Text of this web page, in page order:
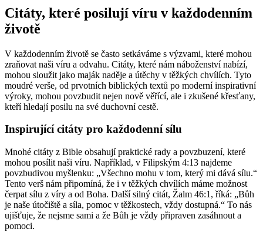
Citáty, které posilují víru v každodenním
životě
V každodenním životě se často setkáváme s výzvami, které mohou
zraňovat naši víru a odvahu. Citáty, které nám náboženství nabízí,
mohou sloužit jako maják naděje a útěchy v těžkých chvílích. Tyto
moudré verše, od prvotních biblických textů po moderní inspirativní
výroky, mohou povzbudit nejen nově věřící, ale i zkušené křesťany,
kteří hledají posilu na své duchovní cestě.
Inspirující citáty pro každodenní sílu
Mnohé citáty z Bible obsahují praktické rady a povzbuzení, které
mohou posílit naši víru. Například, v Filipským 4:13 najdeme
povzbudivou myšlenku: „Všechno mohu v tom, který mi dává sílu.“
Tento verš nám připomíná, že i v těžkých chvílích máme možnost
čerpat sílu z víry a od Boha. Další silný citát, Žalm 46:1, říká: „Bůh
je naše útočiště a síla, pomoc v těžkostech, vždy dostupná.“ To nás
ujišťuje, že nejsme sami a že Bůh je vždy připraven zasáhnout a
pomoci.